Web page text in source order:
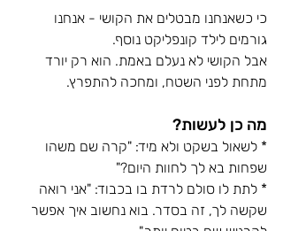
כי כשאנחנו מבטלים את הקושי - אנחנו
גורמים לילד קונפליקט נוסף.
אבל הקושי לא נעלם באמת. הוא רק יורד
מתחת לפני השטח, ומחכה להתפרץ.
מה כן לעשות?
* לשאול בשקט ולא מיד: "קרה שם משהו
שפחות בא לך לחוות היום?"
* לתת לו סולם לרדת בו בכבוד: "אני רואה
שקשה לך, זה בסדר. בוא נחשוב איך אפשר